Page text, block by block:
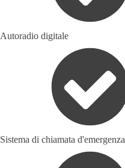
Autoradio digitale
Sistema di chiamata d'emergenza